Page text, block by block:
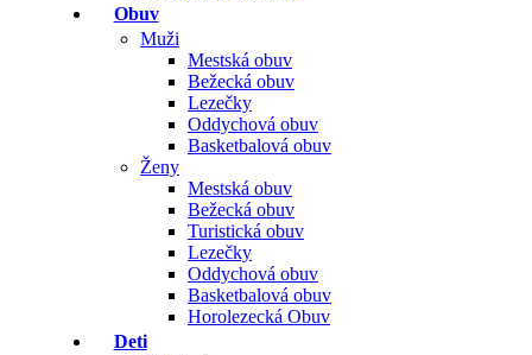
Obuv
Muži
Mestská obuv
Bežecká obuv
Lezečky
Oddychová obuv
Basketbalová obuv
Ženy
Mestská obuv
Bežecká obuv
Turistická obuv
Lezečky
Oddychová obuv
Basketbalová obuv
Horolezecká Obuv
Deti